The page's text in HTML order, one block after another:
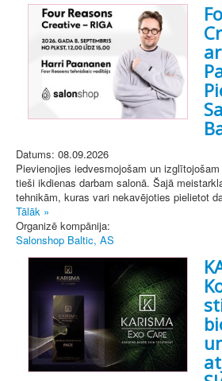
Datums: 08.09.2026
Pievienojies iedvesmojošam un
tieši ikdienas darbam salonā. Šajā
tehnikām, kuras vari nekavējoties pielietot
Tālāk »
Organizē kompānija:
Salonshop Baltic, AS